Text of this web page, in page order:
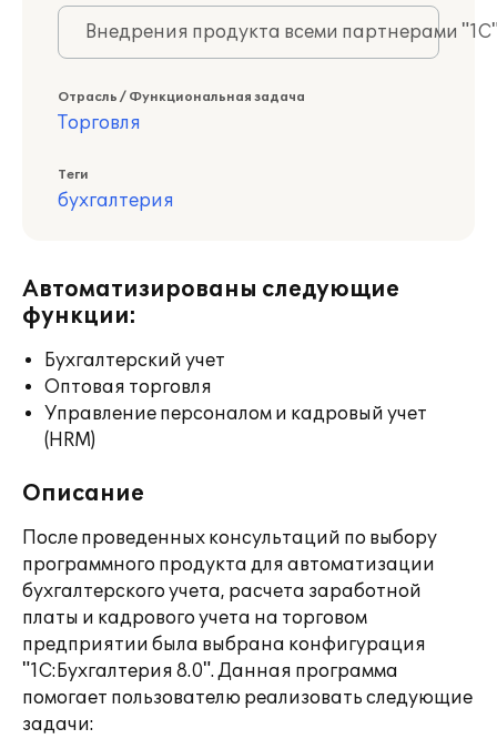
Внедрения продукта всеми партнерами
Отрасль / Функциональная задача
Торговля
Теги
бухгалтерия
Автоматизированы следующие
функции:
Бухгалтерский учет
Оптовая торговля
Управление персоналом и кадровый учет
(HRM)
Описание
После проведенных консультаций по выбору
программного продукта для автоматизации
бухгалтерского учета, расчета заработной
платы и кадрового учета на торговом
предприятии была выбрана конфигурация
"1С:Бухгалтерия 8.0". Данная программа
помогает пользователю реализовать следующие
задачи: